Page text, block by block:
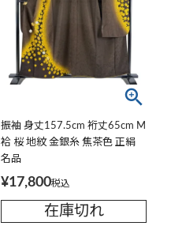
振袖 身丈157.5cm 裄丈65cm M
袷 桜 地紋 金銀糸 焦茶色 正絹
名品
¥17,800税込
在庫切れ